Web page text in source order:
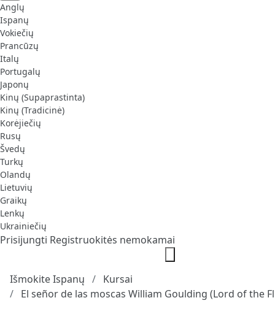
Anglų
Ispanų
Vokiečių
Prancūzų
Italų
Portugalų
Japonų
Kinų (Supaprastinta)
Kinų (Tradicinė)
Korėjiečių
Rusų
Švedų
Turkų
Olandų
Lietuvių
Graikų
Lenkų
Ukrainiečių
Prisijungti Registruokitės nemokamai
Išmokite Ispanų
Kursai
El señor de las moscas William Goulding (Lord of the